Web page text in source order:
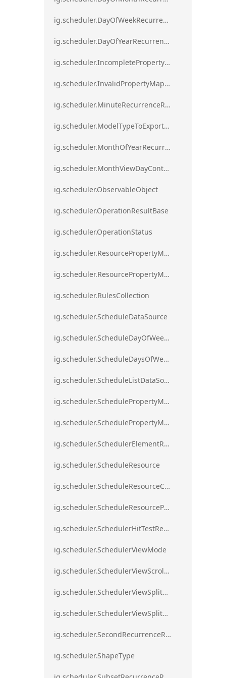
ig.scheduler.DayOfWeekRecurrenceRule
ig.scheduler.DayOfYearRecurrenceRule
ig.scheduler.IncompletePropertyMappingsError`1
ig.scheduler.InvalidPropertyMappingError`1
ig.scheduler.MinuteRecurrenceRule
ig.scheduler.ModelTypeToExportClassMap
ig.scheduler.MonthOfYearRecurrenceRule
ig.scheduler.MonthViewDayContentDisplayMode
ig.scheduler.ObservableObject
ig.scheduler.OperationResultBase
ig.scheduler.OperationStatus
ig.scheduler.ResourcePropertyMapping
ig.scheduler.ResourcePropertyMappingsCollection
ig.scheduler.RulesCollection
ig.scheduler.ScheduleDataSource
ig.scheduler.ScheduleDayOfWeekSettings
ig.scheduler.ScheduleDaysOfWeekSettings
ig.scheduler.ScheduleListDataSource
ig.scheduler.SchedulePropertyMapping
ig.scheduler.SchedulePropertyMappingsCollection`1
ig.scheduler.SchedulerElementRole
ig.scheduler.ScheduleResource
ig.scheduler.ScheduleResourceColorScheme
ig.scheduler.ScheduleResourceProperty
ig.scheduler.SchedulerHitTestResult
ig.scheduler.SchedulerViewMode
ig.scheduler.SchedulerViewScrollDirection
ig.scheduler.SchedulerViewSplitOrientation
ig.scheduler.SchedulerViewSplitOrientationMode
ig.scheduler.SecondRecurrenceRule
ig.scheduler.ShapeType